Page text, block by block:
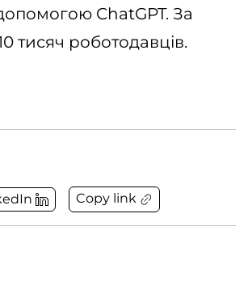
ChatGPT. За
тисяч роботодавців.
Copy link